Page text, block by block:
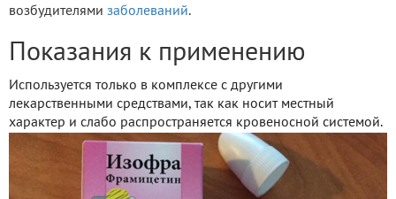
возбудителями заболеваний.
Показания к применению
Используется только в комплексе с другими
лекарственными средствами, так как носит местный
характер и слабо распространяется кровеносной системой.